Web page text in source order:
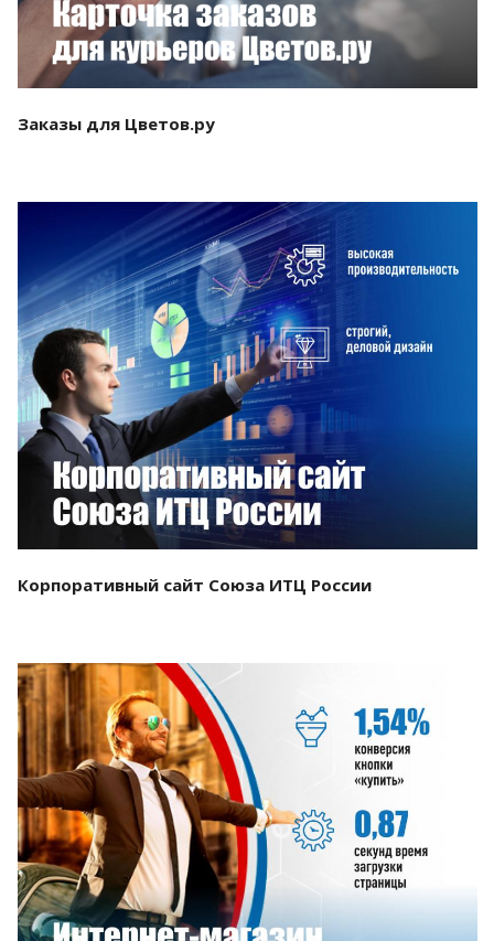
Заказы для Цветов.ру
Смотреть проект
Корпоративный сайт Союза ИТЦ России
Смотреть проект